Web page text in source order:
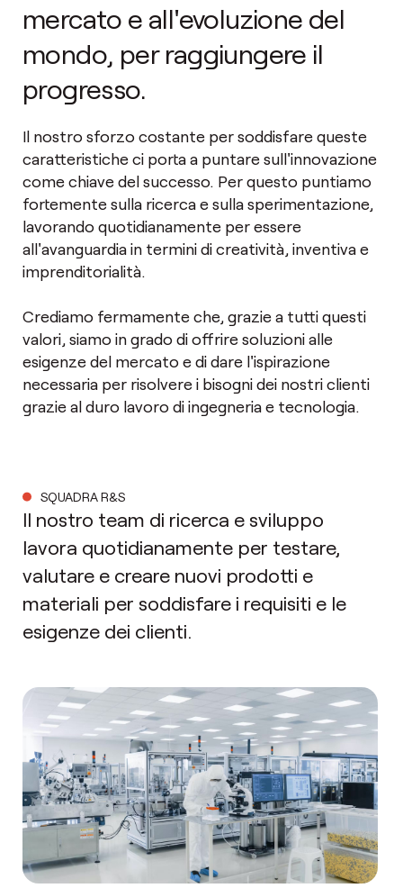
mercato e all'evoluzione del
mondo, per raggiungere il
progresso.
Il nostro sforzo costante per soddisfare queste
caratteristiche ci porta a puntare sull'innovazione
come chiave del successo. Per questo puntiamo
fortemente sulla ricerca e sulla sperimentazione,
lavorando quotidianamente per essere
all'avanguardia in termini di creatività, inventiva e
imprenditorialità.
Crediamo fermamente che, grazie a tutti questi
valori, siamo in grado di offrire soluzioni alle
esigenze del mercato e di dare l'ispirazione
necessaria per risolvere i bisogni dei nostri clienti
grazie al duro lavoro di ingegneria e tecnologia.
SQUADRA R&S
Il nostro team di ricerca e sviluppo
lavora quotidianamente per testare,
valutare e creare nuovi prodotti e
materiali per soddisfare i requisiti e le
esigenze dei clienti.